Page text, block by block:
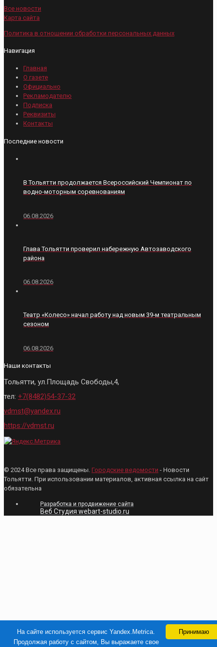
Все новости
Карта сайта
Политика в отношении обработки персональных данных
Навигация
Главная
О газете
Официально
Рекламодателю
Подписка
Реквизиты
Контакты
Последние новости
В Тольятти продолжается Всероссийский Чемпионат по
водно-моторным соревнованиям
06.08.2026
Глава Тольятти проверил набережную Автозаводского
района
06.08.2026
Театр «Колесо» начал работу над новым 39‑м театральным
сезоном
06.08.2026
Наши контакты
Тольятти, ул.Площадь Свободы,4,
тел: +7(8482)54-37-32
vdmst@yandex.ru
https://vdmst.ru
© 2024 Все права защищены. Городские ведомости - Новости
Тольятти. При использовании материалов, активная ссылка на сайт
обязательна
Разработка и продвижение сайта
Веб Студия webart-studio.ru
Принимаю
На сайте используется сервис Yandex.Metrica.
Продолжая работу с сайтом, Вы выражаете свое